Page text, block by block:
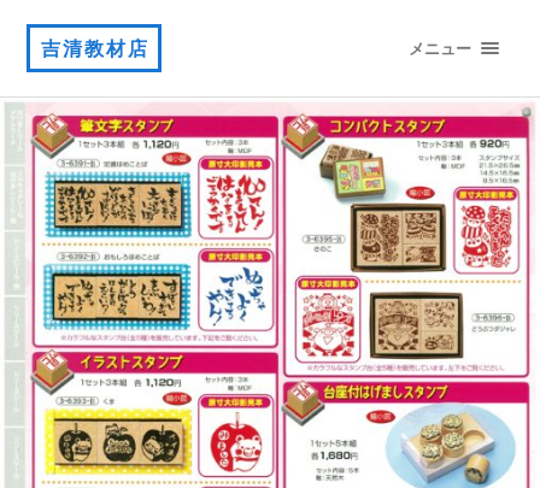
吉清教材店 メニュー